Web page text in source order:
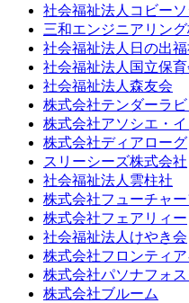
社会福祉法人コビー
三和エンジニアリン
社会福祉法人日の出
社会福祉法人国立保育
社会福祉法人森友会
株式会社テンダーラ
株式会社アソシエ・
株式会社ディアローグ
スリーシーズ株式会社
社会福祉法人雲柱社
株式会社フューチャ
株式会社フェアリィー
社会福祉法人けやき会
株式会社フロンティ
株式会社パソナフォ
株式会社ブルーム